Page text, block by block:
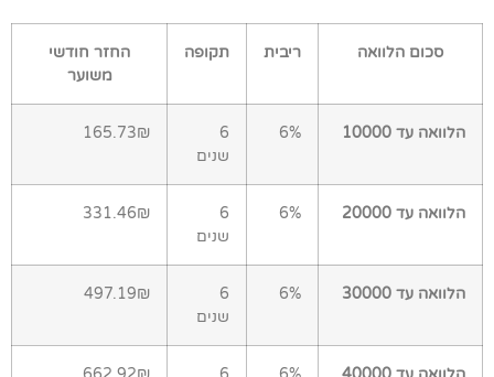
סכום הלוואה ריבית תקופה
החזר חודשי
משוער
הלוואה עד 10000 6%
6
שנים
165.73₪
הלוואה עד 20000 6%
6
שנים
331.46₪
הלוואה עד 30000 6%
6
שנים
497.19₪